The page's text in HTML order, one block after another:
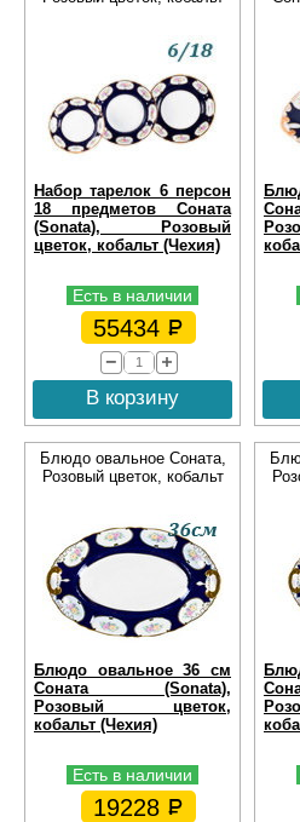
Набор тарелок 6 персон
18 предметов Соната
(Sonata), Розовый
цветок, кобальт (Чехия)
Есть в наличии
55434
В корзину
Блюдо овальное Соната,
Розовый цветок, кобальт
Блюдо овальное 36 см
Соната (Sonata),
Розовый цветок,
кобальт (Чехия)
Есть в наличии
19228